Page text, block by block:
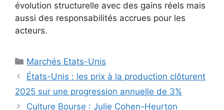
évolution structurelle avec des gains réels mais
aussi des responsabilités accrues pour les
acteurs.
Catégories
Marchés Etats-Unis
États-Unis : les prix à la production clôturent
2025 sur une progression annuelle de 3%
Culture Bourse : Julie Cohen-Heurton